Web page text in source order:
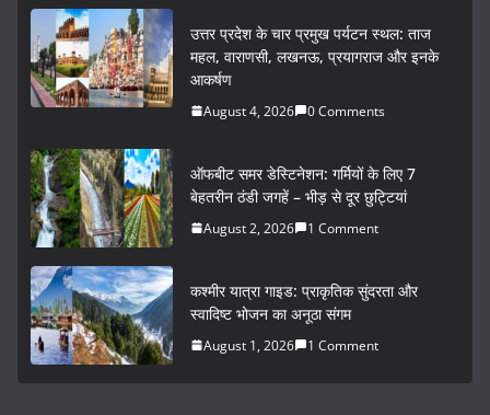
c
e
b
o
k
itt
er
ai
l
ar
e
उत्तर प्रदेश के चार प्रमुख पर्यटन स्थल: ताज
महल, वाराणसी, लखनऊ, प्रयागराज और इनके
आकर्षण
August 4, 2026 0 Comments
ऑफबीट समर डेस्टिनेशन: गर्मियों के लिए 7
बेहतरीन ठंडी जगहें – भीड़ से दूर छुट्टियां
August 2, 2026 1 Comment
कश्मीर यात्रा गाइड: प्राकृतिक सुंदरता और
स्वादिष्ट भोजन का अनूठा संगम
August 1, 2026 1 Comment